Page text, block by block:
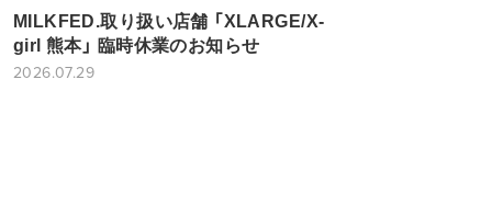
MILKFED.取り扱い店舗 「XLARGE/X-
girl 熊本」 臨時休業のお知らせ
2026.07.29